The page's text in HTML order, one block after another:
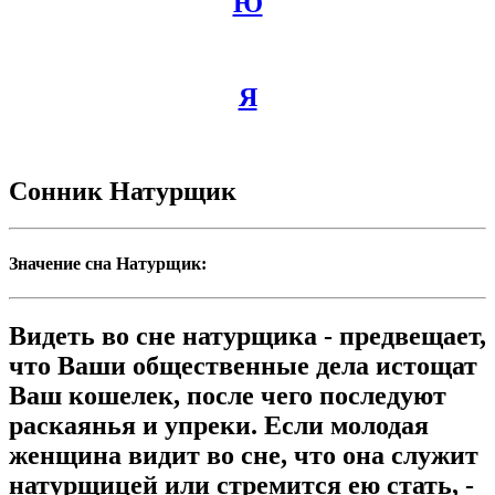
Я
Сонник Натурщик
Значение сна Натурщик:
Видеть во сне натурщика - предвещает,
что Ваши общественные дела истощат
Ваш кошелек, после чего последуют
раскаянья и упреки. Если молодая
женщина видит во сне, что она служит
натурщицей или стремится ею стать, -